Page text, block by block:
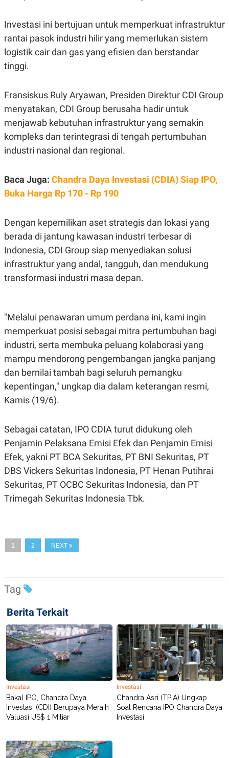
D
A
T
A
S
K
O
A
N
T
V
L
U
S
JARINGAN
O
N
T
A
A
D
E
M
R
E
S
E
E
A
S
E
I
N
G
A
N
A
C
E
T
A
N
R
J
A
E
I
T
E
N
P
P
E
R
D
E
R
T
I
S
I
N
G
E
D
D
SITEMAPPROFILETERM
OF
USE
PEDOMAN
PEMBERITAAN
SIBER
PRIVACY
POLICY
Investasi ini bertujuan untuk memperkuat infrastruktur
rantai pasok industri hilir yang memerlukan sistem
logistik cair dan gas yang efisien dan berstandar
tinggi.
Fransiskus Ruly Aryawan, Presiden Direktur CDI Group
menyatakan, CDI Group berusaha hadir untuk
menjawab kebutuhan infrastruktur yang semakin
kompleks dan terintegrasi di tengah pertumbuhan
industri nasional dan regional.
Baca Juga: Chandra Daya Investasi (CDIA) Siap IPO,
Buka Harga Rp 170 - Rp 190
Dengan kepemilikan aset strategis dan lokasi yang
berada di jantung kawasan industri terbesar di
Indonesia, CDI Group siap menyediakan solusi
infrastruktur yang andal, tangguh, dan mendukung
transformasi industri masa depan.
"Melalui penawaran umum perdana ini, kami ingin
memperkuat posisi sebagai mitra pertumbuhan bagi
industri, serta membuka peluang kolaborasi yang
mampu mendorong pengembangan jangka panjang
dan bernilai tambah bagi seluruh pemangku
kepentingan," ungkap dia dalam keterangan resmi,
Kamis (19/6).
Sebagai catatan, IPO CDIA turut didukung oleh
Penjamin Pelaksana Emisi Efek dan Penjamin Emisi
Efek, yakni PT BCA Sekuritas, PT BNI Sekuritas, PT
DBS Vickers Sekuritas Indonesia, PT Henan Putihrai
Sekuritas, PT OCBC Sekuritas Indonesia, dan PT
Trimegah Sekuritas Indonesia Tbk.
1 2 NEXT
Tag
Berita Terkait
Investasi
Bakal IPO, Chandra Daya
Investasi (CDI) Berupaya Meraih
Valuasi US$ 1 Miliar
Investasi
Chandra Asri (TPIA) Ungkap
Soal Rencana IPO Chandra Daya
Investasi